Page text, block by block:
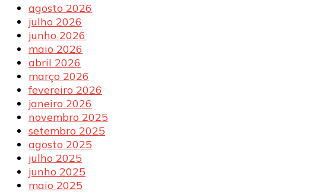
agosto 2026
julho 2026
junho 2026
maio 2026
abril 2026
março 2026
fevereiro 2026
janeiro 2026
novembro 2025
setembro 2025
agosto 2025
julho 2025
junho 2025
maio 2025